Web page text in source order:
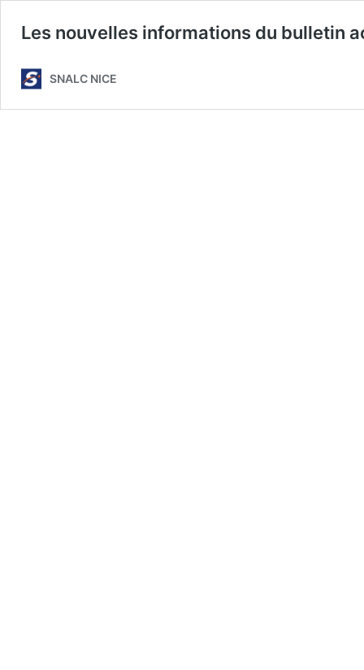
Les nouvelles informations du bulletin
SNALC NICE